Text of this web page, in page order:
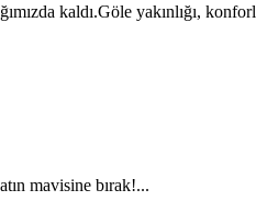
kaldı.Göle yakınlığı,
mavisine bırak!...